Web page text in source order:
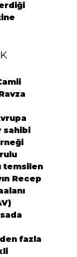
sahibi
temsilen
Recep
fazla